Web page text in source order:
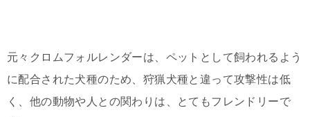
元々クロムフォルレンダーは、ペットとして飼われるよう
に配合された犬種のため、狩猟犬種と違って攻撃性は低
く、他の動物や人との関わりは、とてもフレンドリーで